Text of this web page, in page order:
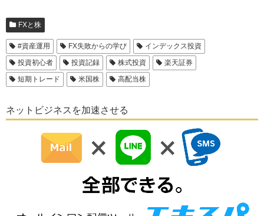
FXと株
#資産運用 FX失敗からの学び
インデックス投資
投資初心者
投資記録 株式投資
楽天証券
短期トレード
米国株 高配当株
ネットビジネスを加速させる